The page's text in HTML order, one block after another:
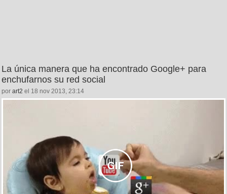
La única manera que ha encontrado Google+ para
enchufarnos su red social
por art2 el 18 nov 2013, 23:14